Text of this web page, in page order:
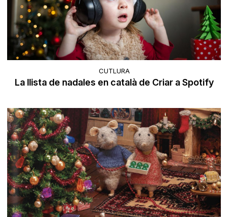
CUTLURA
La llista de nadales en català de Criar a Spotify